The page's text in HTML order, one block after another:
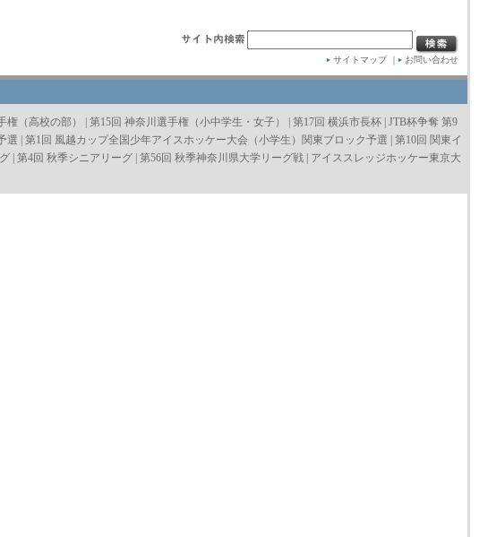
サイトマップ｜ お問い合わせ
権（高校の部） | 第15回 神奈川選手権（小中学生・女子） | 第17回 横浜市長杯 | JTB杯争奪 第9
選 | 第1回 風越カップ全国少年アイスホッケー大会（小学生）関東ブロック予選 | 第10回 関東イ
| 第4回 秋季シニアリーグ | 第56回 秋季神奈川県大学リーグ戦 | アイススレッジホッケー東京大